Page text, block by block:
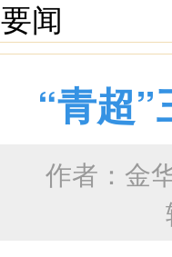
闻
“青超
作者： 金